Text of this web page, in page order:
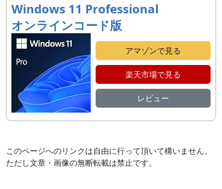
Windows 11 Professional
オンラインコード版
アマゾンで見る
楽天市場で見る
レビュー
このページへのリンクは自由に行って頂いて構いません。
ただし文章・画像の無断転載は禁止です。